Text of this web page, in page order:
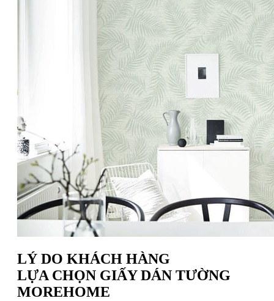
LÝ DO KHÁCH HÀNG
LỰA CHỌN GIẤY DÁN TƯỜNG
MOREHOME